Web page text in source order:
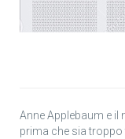
Anne Applebaum e il
prima che sia troppo